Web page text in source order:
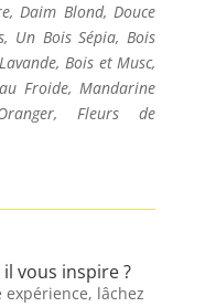
Daim Blond, Douce
Un Bois Sépia, Bois
Bois et Musc,
Froide, Mandarine
Fleurs de
vous inspire ?
lâchez